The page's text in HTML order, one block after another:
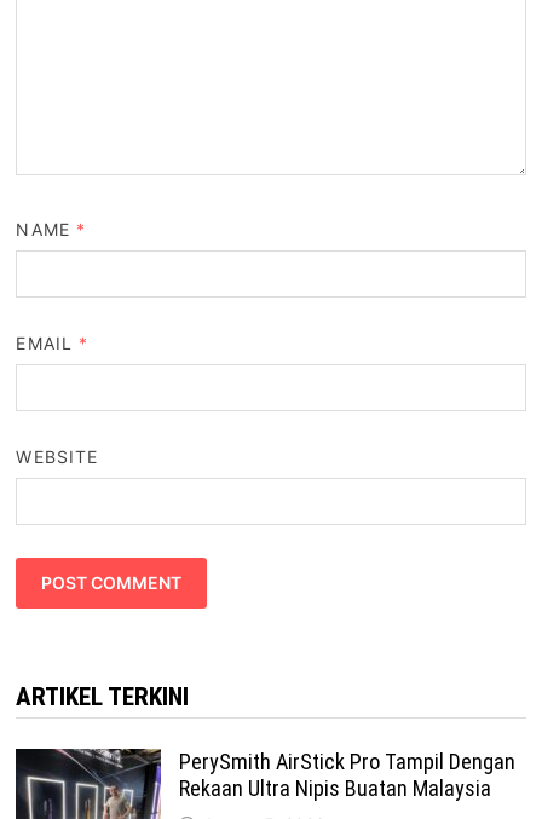
NAME *
EMAIL *
WEBSITE
ARTIKEL TERKINI
PerySmith AirStick Pro Tampil Dengan
Rekaan Ultra Nipis Buatan Malaysia